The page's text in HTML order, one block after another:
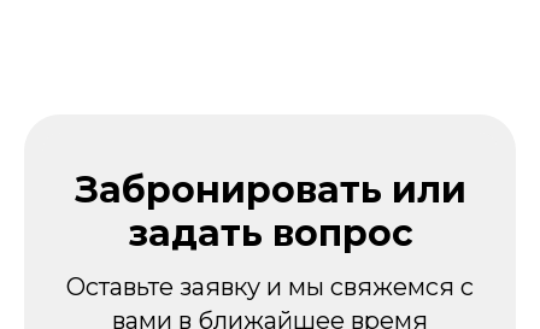
Забронировать или
задать вопрос
Оставьте заявку и мы свяжемся с
вами в ближайшее время